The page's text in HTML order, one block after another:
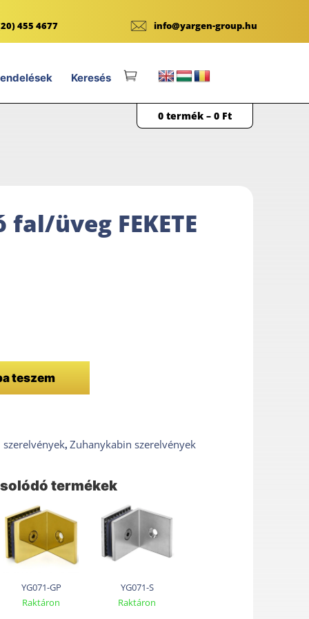
455 4677 info@yargen-group.hu
Keresés
0 termék –0 Ft
üveg FEKETE
teszem
szerelvények,Zuhanykabin szerelvények
termékek
YG071-GP
Raktáron
YG071-S
Raktáron